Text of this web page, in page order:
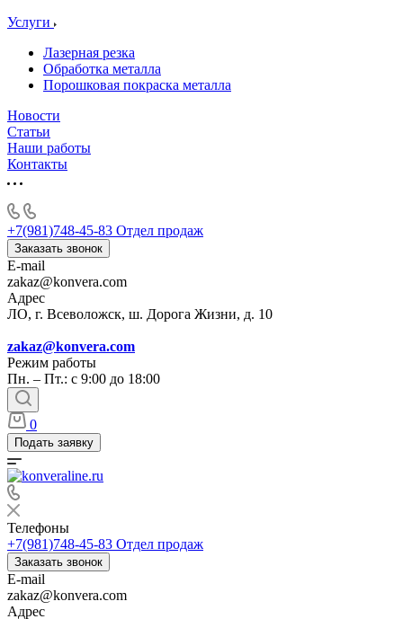
Услуги
Лазерная резка
Обработка металла
Порошковая покраска металла
Новости
Статьи
Наши работы
Контакты
+7(981)748-45-83 Отдел продаж
Заказать звонок
E-mail
zakaz@konvera.com
Адрес
ЛО, г. Всеволожск, ш. Дорога Жизни, д. 10
zakaz@konvera.com
Режим работы
Пн. – Пт.: с 9:00 до 18:00
0
Подать заявку
Телефоны
+7(981)748-45-83 Отдел продаж
Заказать звонок
E-mail
zakaz@konvera.com
Адрес